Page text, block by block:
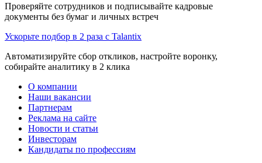
Проверяйте сотрудников и подписывайте кадровые
документы без бумаг и личных встреч
Ускорьте подбор в 2 раза с Talantix
Автоматизируйте сбор откликов, настройте воронку,
собирайте аналитику в 2 клика
О компании
Наши вакансии
Партнерам
Реклама на сайте
Новости и статьи
Инвесторам
Кандидаты по профессиям